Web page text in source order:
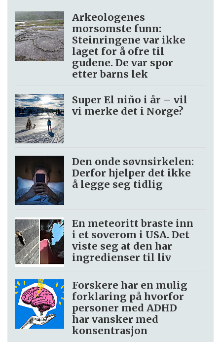
Arkeologenes
morsomste funn:
Steinringene var ikke
laget for å ofre til
gudene. De var spor
etter barns lek
Super El niño i år – vil
vi merke det i Norge?
Den onde søvnsirkelen:
Derfor hjelper det ikke
å legge seg tidlig
En meteoritt braste inn
i et soverom i USA. Det
viste seg at den har
ingredienser til liv
Forskere har en mulig
forklaring på hvorfor
personer med ADHD
har vansker med
konsentrasjon